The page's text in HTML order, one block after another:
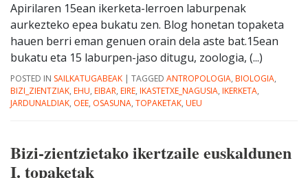
Apirilaren 15ean ikerketa-lerroen laburpenak
aurkezteko epea bukatu zen. Blog honetan topaketa
hauen berri eman genuen orain dela aste bat.15ean
bukatu eta 15 laburpen-jaso ditugu, zoologia, (...)
POSTED IN SAILKATUGABEAK | TAGGED ANTROPOLOGIA, BIOLOGIA,
BIZI_ZIENTZIAK, EHU, EIBAR, EIRE, IKASTETXE_NAGUSIA, IKERKETA,
JARDUNALDIAK, OEE, OSASUNA, TOPAKETAK, UEU
Bizi-zientzietako ikertzaile euskaldunen
I. topaketak